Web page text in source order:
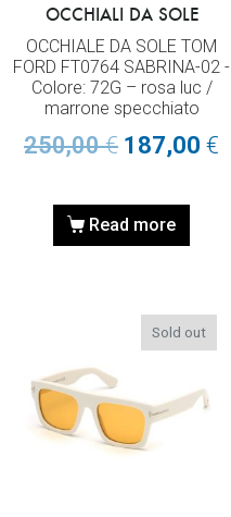
OCCHIALI DA SOLE
OCCHIALE DA SOLE TOM
FORD FT0764 SABRINA-02 -
Colore: 72G – rosa luc /
marrone specchiato
250,00€ 187,00 €
Read more
Sold out